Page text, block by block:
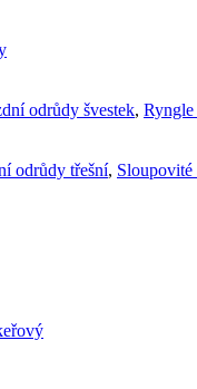
odrůdy švestek,
odrůdy třešní, Sloupovité